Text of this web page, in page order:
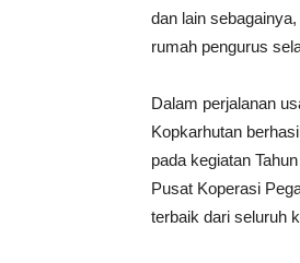
dan lain
rumah pengurus
Dalam perjalanan
Kopkarhutan
pada kegiatan
Pusat Koperasi
terbaik dari seluruh